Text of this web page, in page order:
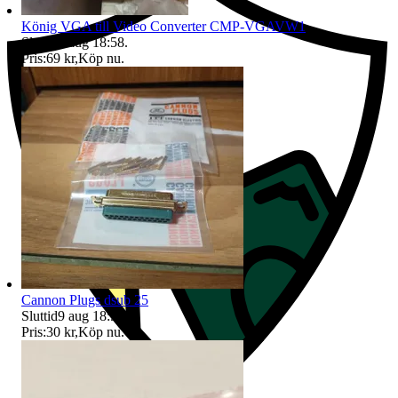
König VGA till Video Converter CMP-VGAVW1
Sluttid
9 aug 18:58.
Pris:69 kr,Köp nu.
Cannon Plugs dsub 25
Sluttid9 aug 18:58 .
Pris:30 kr,Köp nu.